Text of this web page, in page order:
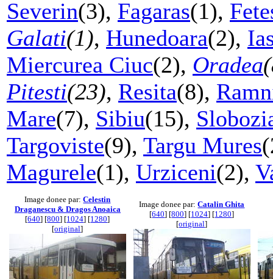
Severin(3), Fagaras(1),
Galati(1), Hunedoara(2),
Miercurea Ciuc(2), Oradea
Pitesti(23), Resita(8),
Mare(7), Sibiu(15),
Targoviste(9), Targu Mures
Magurele(1), Urziceni(2),
Image donee par:Celestin
Draganescu & Dragos Anoaica
[640] [800] [1024] [1280]
[original]
Image donee par:Catalin Ghita
[640] [800] [1024] [1280]
[original]